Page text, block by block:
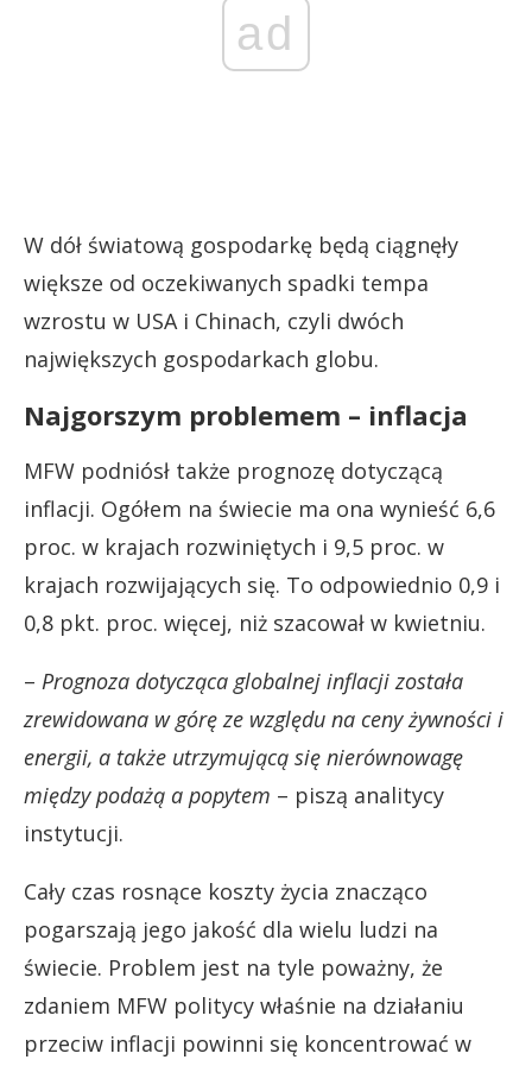
ad
W dół światową gospodarkę będą ciągnęły
większe od oczekiwanych spadki tempa
wzrostu w USA i Chinach, czyli dwóch
największych gospodarkach globu.
Najgorszym problemem – inflacja
MFW podniósł także prognozę dotyczącą
inflacji. Ogółem na świecie ma ona wynieść 6,6
proc. w krajach rozwiniętych i 9,5 proc. w
krajach rozwijających się. To odpowiednio 0,9 i
0,8 pkt. proc. więcej, niż szacował w kwietniu.
– Prognoza dotycząca globalnej inflacji została
zrewidowana w górę ze względu na ceny żywności i
energii, a także utrzymującą się nierównowagę
między podażą a popytem – piszą analitycy
instytucji.
Cały czas rosnące koszty życia znacząco
pogarszają jego jakość dla wielu ludzi na
świecie. Problem jest na tyle poważny, że
zdaniem MFW politycy właśnie na działaniu
przeciw inflacji powinni się koncentrować w